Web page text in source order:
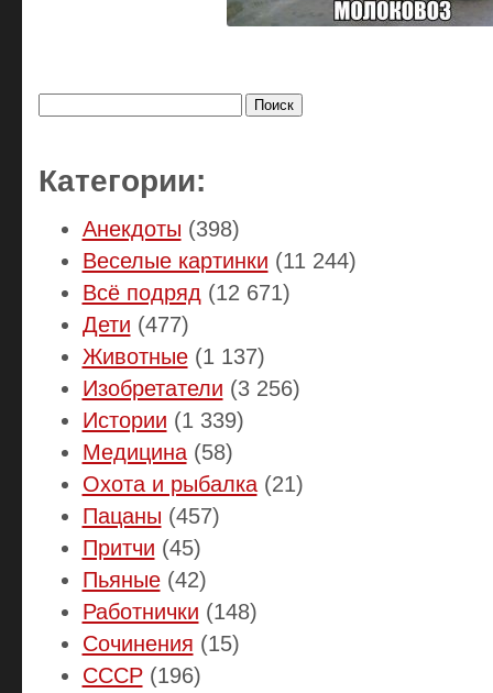
Категории:
Анекдоты (398)
Веселые картинки (11 244)
Всё подряд (12 671)
Дети (477)
Животные(1 137)
Изобретатели (3 256)
Истории (1 339)
Медицина(58)
Охота и рыбалка(21)
Пацаны (457)
Притчи (45)
Пьяные(42)
Работнички (148)
Сочинения (15)
СССР(196)